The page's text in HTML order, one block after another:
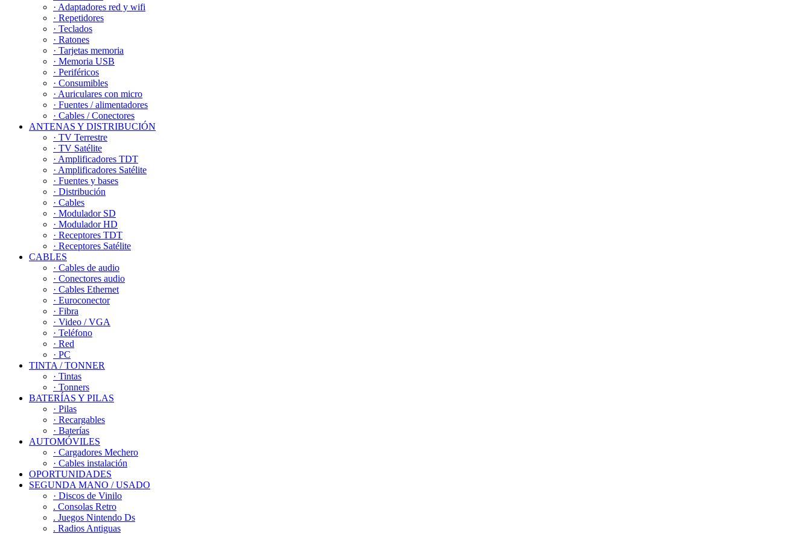
· Adaptadores red y wifi
· Repetidores
· Teclados
· Ratones
· Tarjetas memoria
· Memoria USB
· Periféricos
· Consumibles
· Auriculares con micro
· Fuentes / alimentadores
· Cables / Conectores
ANTENAS Y DISTRIBUCIÓN
· TV Terrestre
· TV Satélite
· Amplificadores TDT
· Amplificadores Satélite
· Fuentes y bases
· Distribución
· Cables
· Modulador SD
· Modulador HD
· Receptores TDT
· Receptores Satélite
CABLES
· Cables de audio
· Conectores audio
· Cables Ethernet
· Euroconector
· Fibra
· Video / VGA
· Teléfono
· Red
· PC
TINTA / TONNER
· Tintas
· Tonners
BATERÍAS Y PILAS
· Pilas
· Recargables
· Baterías
AUTOMÓVILES
· Cargadores Mechero
· Cables instalación
OPORTUNIDADES
SEGUNDA MANO / USADO
· Discos de Vinilo
. Consolas Retro
. Juegos Nintendo Ds
. Radios Antiguas